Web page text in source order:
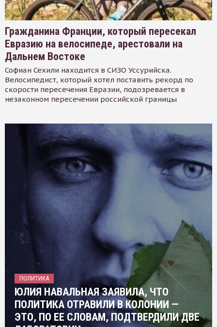
Гражданина Франции, который пересекал
Евразию на велосипеде, арестовали на
Дальнем Востоке
Софиан Сехили находится в СИЗО Уссурийска.
Велосипедист, который хотел поставить рекорд по
скорости пересечения Евразии, подозревается в
незаконном пересечении российской границы
ПОЛИТИКА
ЮЛИЯ НАВАЛЬНАЯ ЗАЯВИЛА, ЧТО
ПОЛИТИКА ОТРАВИЛИ В КОЛОНИИ —
ЭТО, ПО ЕЕ СЛОВАМ, ПОДТВЕРДИЛИ ДВЕ